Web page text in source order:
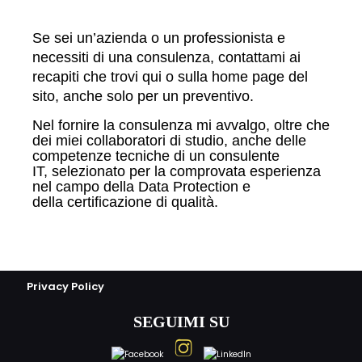
Se sei un’azienda o un professionista e
necessiti di una consulenza, contattami ai
recapiti che trovi qui o sulla home page del
sito, anche solo per un preventivo.
Nel fornire la consulenza mi avvalgo, oltre che
dei miei collaboratori di studio, anche delle
competenze tecniche di un consulente
IT, selezionato per la comprovata esperienza
nel campo della Data Protection e
della certificazione di qualità.
Privacy Policy
SEGUIMI SU